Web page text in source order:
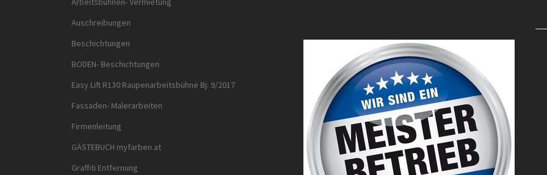
Auschreibungen
Beschichtungen
BODEN- Beschichtungen
Easy Lift R130 Raupenarbeitsbühne Bj: 9/2017
Fassaden- Malerarbeiten
Firmenleitung
GÄSTEBUCH myfarben.at
Graffiti Entfernung